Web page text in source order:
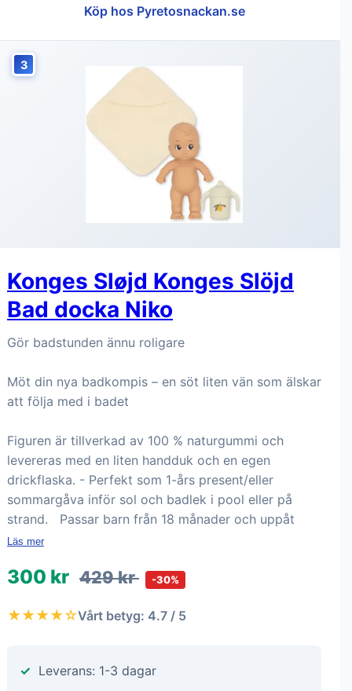
Köp hos Pyretosnackan.se
3
Konges Sløjd Konges Slöjd
Bad docka Niko
Gör badstunden ännu roligare
Möt din nya badkompis – en söt liten vän som älskar
att följa med i badet
Figuren är tillverkad av 100 % naturgummi och
levereras med en liten handduk och en egen
drickflaska. - Perfekt som 1-års present/eller
sommargåva inför sol och badlek i pool eller på
strand. Passar barn från 18 månader och uppåt
Läs mer
300 kr 429 kr -30%
★★★★☆Vårt betyg: 4.7 / 5
Leverans: 1-3 dagar